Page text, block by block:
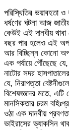
​পরিস্থিতির ভয়াবহতা ও
ধর্ষণের ঘটনা আজ
কেউই এই দানবীয় থাবা
বছর পার হলেও এই
আর বিচ্ছিন্ন কোনো
এক পর্যায়ে পৌঁছেছে
নাটোর সদর
যে, নিরাপত্তা
বিশেষজ্ঞদের মতে,
মানসিকতার চরম
ওঠা এক দানবীয়
ভাইরাসের ভ্যাকসিন